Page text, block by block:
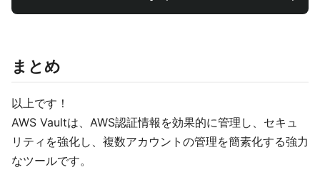
まとめ
以上です！
AWS Vaultは、AWS認証情報を効果的に管理し、セキュ
リティを強化し、複数アカウントの管理を簡素化する強力
なツールです。